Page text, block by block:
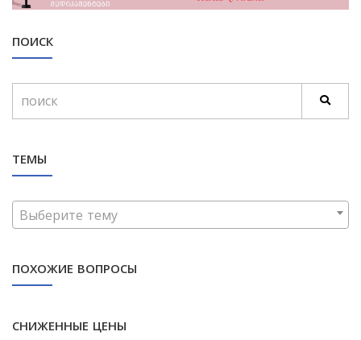
ПОИСК
ТЕМЫ
Выберите тему
ПОХОЖИЕ ВОПРОСЫ
СНИЖЕННЫЕ ЦЕНЫ